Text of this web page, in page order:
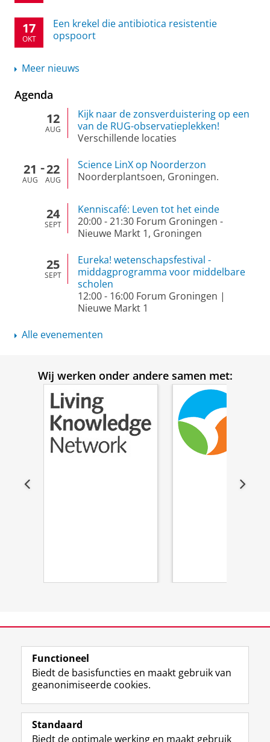
17
OKT
Een krekel die antibiotica resistentie
opspoort
Meer nieuws
Agenda
12
AUG
Kijk naar de zonsverduistering op een
van de RUG-observatieplekken!
Verschillende locaties
21
AUG
22
AUG
Science LinX op Noorderzon
Noorderplantsoen, Groningen.
24
SEPT
Kenniscafé: Leven tot het einde
20:00-21:30Forum Groningen -
Nieuwe Markt 1, Groningen
25
SEPT
Eureka! wetenschapsfestival -
middagprogramma voor middelbare
scholen
12:00- 16:00Forum Groningen |
Nieuwe Markt 1
Alle evenementen
Wij werken onder andere samen met:
View this page in:English
Volg ons op
F
a
T
w
I
n
Y
o
Functioneel
Biedt de basisfuncties en maakt gebruik van
geanonimiseerde cookies.
Standaard
Biedt de optimale werking en maakt gebruik